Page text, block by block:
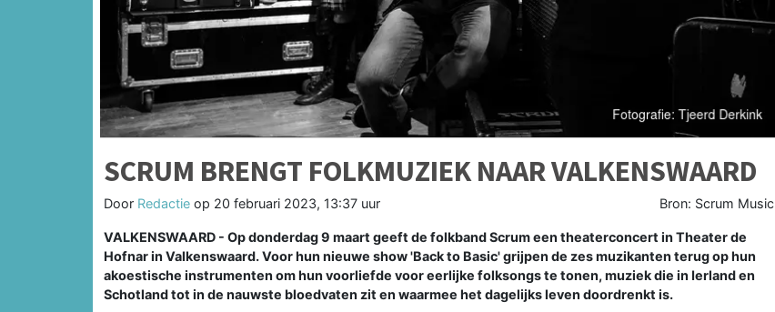
SCRUM BRENGT FOLKMUZIEK NAAR VALKENSWAARD
Door Redactie op 20 februari 2023, 13:37 uur Bron: Scrum Music
VALKENSWAARD - Op donderdag 9 maart geeft de folkband Scrum een theaterconcert in Theater de
Hofnar in Valkenswaard. Voor hun nieuwe show 'Back to Basic' grijpen de zes muzikanten terug op hun
akoestische instrumenten om hun voorliefde voor eerlijke folksongs te tonen, muziek die in Ierland en
Schotland tot in de nauwste bloedvaten zit en waarmee het dagelijks leven doordrenkt is.